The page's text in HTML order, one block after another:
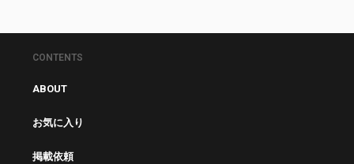
CONTENTS
ABOUT
お気に入り
掲載依頼